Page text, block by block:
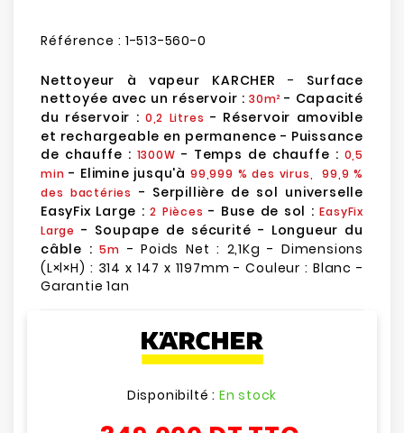
Référence : 1-513-560-0
Nettoyeur à vapeur KARCHER - Surface
nettoyée avec un réservoir : 30m² - Capacité
du réservoir : 0,2 Litres - Réservoir amovible
et rechargeable en permanence - Puissance
de chauffe : 1300W - Temps de chauffe : 0,5
min - Elimine jusqu'à 99,999 % des virus, 99,9 %
des bactéries - Serpillière de sol universelle
EasyFix Large :2 Pièces - Buse de sol :EasyFix
Large - Soupape de sécurité - Longueur du
câble :5m - Poids Net : 2,1Kg - Dimensions
(L×l×H) : 314 x 147 x 1197mm - Couleur : Blanc -
Garantie 1an
Disponibilté : En stock